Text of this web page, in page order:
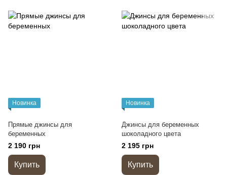
Новинка
Прямые джинсы для
беременных
2 190 грн
Купить
Новинка
Джинсы для беременных
шоколадного цвета
2 195 грн
Купить